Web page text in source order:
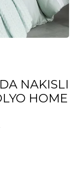
NAKISLI
HOME